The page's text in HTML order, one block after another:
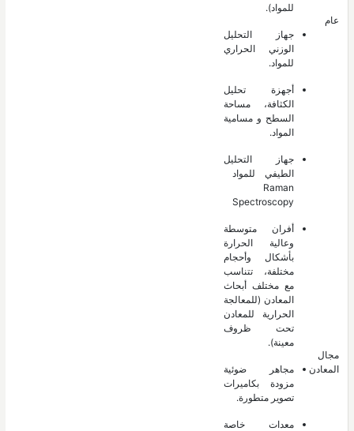
عام
للمواد).
جهاز التحليل
الوزني الحراري
للمواد.
أجهزة تحليل
الكثافة، مساحة
السطح و مسامية
المواد.
جهاز التحليل
الطيفي للمواد
Raman
Spectroscopy
مجال
المعادن
أفران متوسطة
وعالية الحرارة
بأشكال وأحجام
مختلفة، تتناسب
مع مختلف أبحاث
المعادن (للمعالجة
الحرارية للمعادن
تحت ظروف
معينة).
مجاهر ضوئية
مزودة بكاميرات
تصوير متطورة.
معدات خاصة